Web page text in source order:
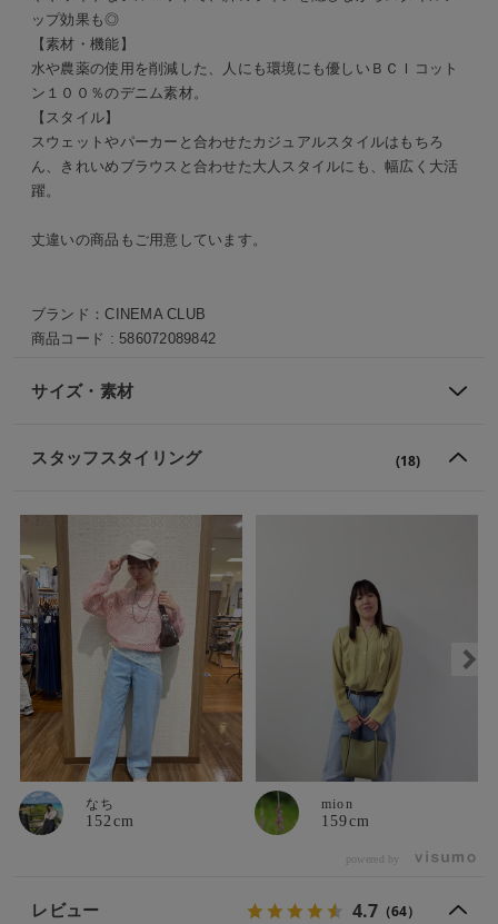
ップ効果も◎
【素材・機能】
水や農薬の使用を削減した、人にも環境にも優しいＢＣＩコット
ン１００％のデニム素材。
【スタイル】
スウェットやパーカーと合わせたカジュアルスタイルはもちろ
ん、きれいめブラウスと合わせた大人スタイルにも、幅広く大活
躍。
丈違いの商品もご用意しています。
ブランド：CINEMA CLUB
商品コード : 586072089842
サイズ・素材
スタッフスタイリング (18)
なち
152cm
mion
159cm
powered by
レビュー 4.7 （64）